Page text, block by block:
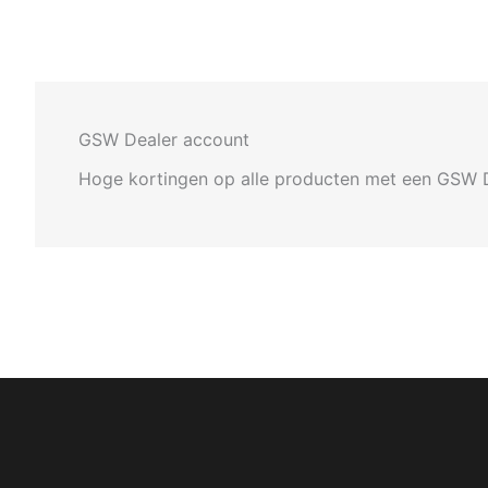
GSW Dealer account
Hoge kortingen op alle producten met een GSW